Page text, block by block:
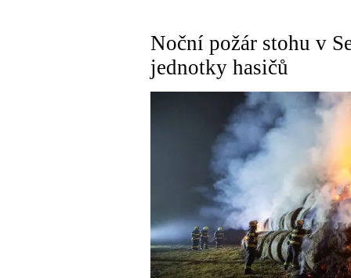
Noční požár stohu v
jednotky hasičů